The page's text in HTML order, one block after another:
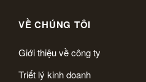
VỀ CHÚNG TÔI
Giới thiệu về công ty
Triết lý kinh doanh